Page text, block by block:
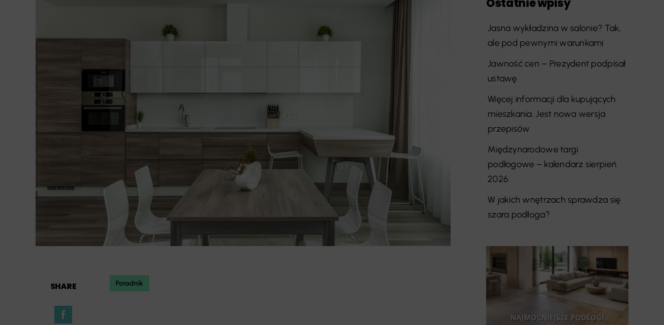
SHARE Poradnik
Ostatnie wpisy
Jasna wykładzina w salonie? Tak,
ale pod pewnymi warunkami
Jawność cen – Prezydent podpisał
ustawę
Więcej informacji dla kupujących
mieszkania. Jest nowa wersja
przepisów
Międzynarodowe targi
podłogowe – kalendarz sierpień
2026
W jakich wnętrzach sprawdza się
szara podłoga?